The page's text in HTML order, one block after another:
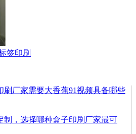
签印刷
刷厂家需要大香蕉91视频具备哪些
，选择哪种盒子印刷厂家最可